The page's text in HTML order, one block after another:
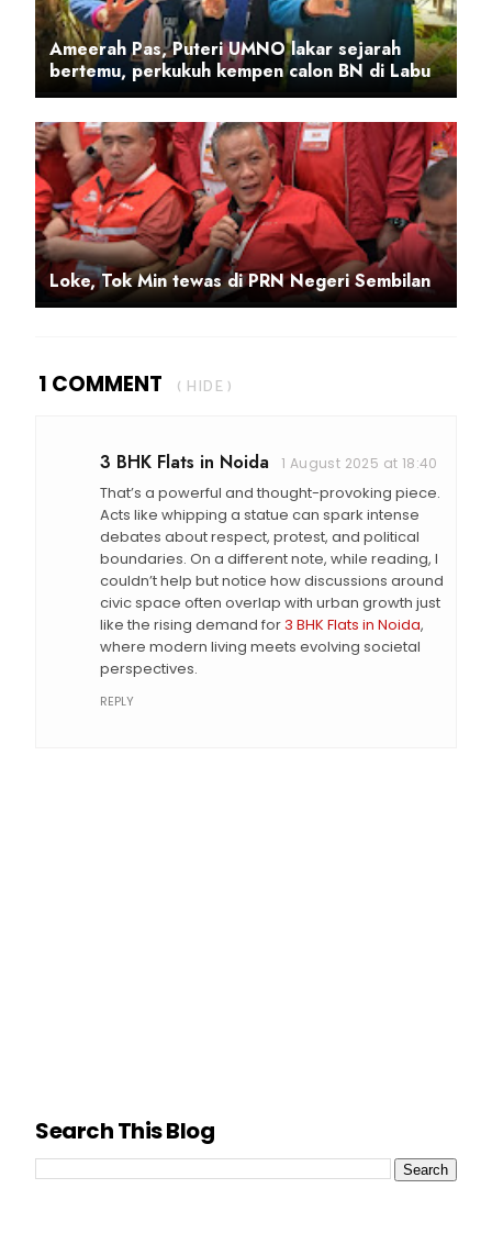
Ameerah Pas, Puteri UMNO lakar sejarah
bertemu, perkukuh kempen calon BN di Labu
Loke, Tok Min tewas di PRN Negeri Sembilan
1 COMMENT ( HIDE )
3 BHK Flats in Noida 1 August 2025 at 18:40
That’s a powerful and thought-provoking piece.
Acts like whipping a statue can spark intense
debates about respect, protest, and political
boundaries. On a different note, while reading, I
couldn’t help but notice how discussions around
civic space often overlap with urban growth just
like the rising demand for3 BHK Flats in Noida,
where modern living meets evolving societal
perspectives.
REPLY
Search This Blog